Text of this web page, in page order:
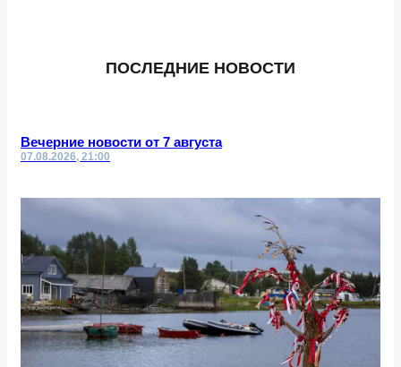
ПОСЛЕДНИЕ НОВОСТИ
Вечерние новости от 7 августа
07.08.2026, 21:00